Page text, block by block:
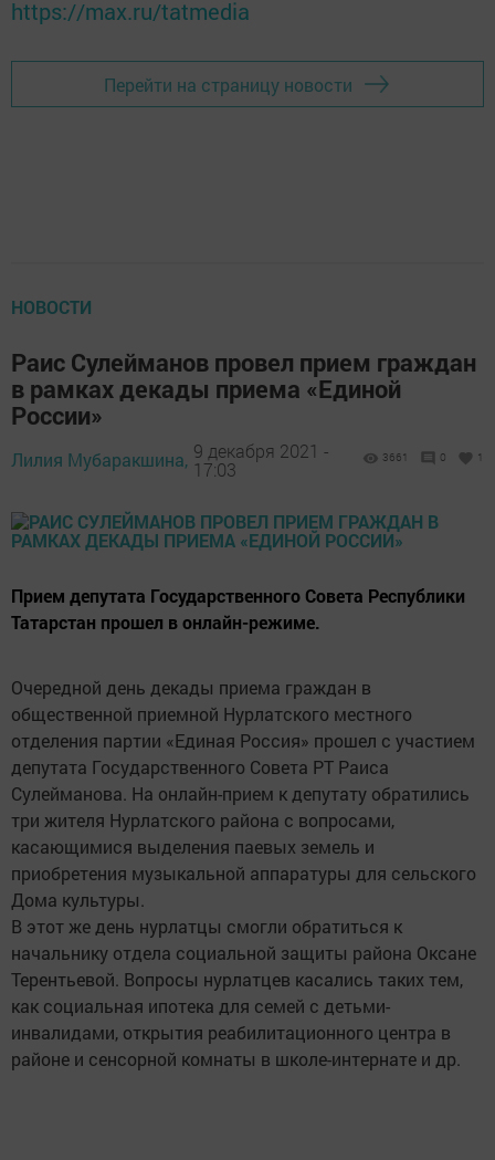
https://max.ru/tatmedia
Перейти на страницу новости
НОВОСТИ
Раис Сулейманов провел прием граждан
в рамках декады приема «Единой
России»
Лилия Мубаракшина, 9 декабря 2021 -
17:03
3661 0 1
Прием депутата Государственного Совета Республики
Татарстан прошел в онлайн-режиме.
Очередной день декады приема граждан в
общественной приемной Нурлатского местного
отделения партии «Единая Россия» прошел с участием
депутата Государственного Совета РТ Раиса
Сулейманова. На онлайн-прием к депутату обратились
три жителя Нурлатского района с вопросами,
касающимися выделения паевых земель и
приобретения музыкальной аппаратуры для сельского
Дома культуры.
В этот же день нурлатцы смогли обратиться к
начальнику отдела социальной защиты района Оксане
Терентьевой. Вопросы нурлатцев касались таких тем,
как социальная ипотека для семей с детьми-
инвалидами, открытия реабилитационного центра в
районе и сенсорной комнаты в школе-интернате и др.